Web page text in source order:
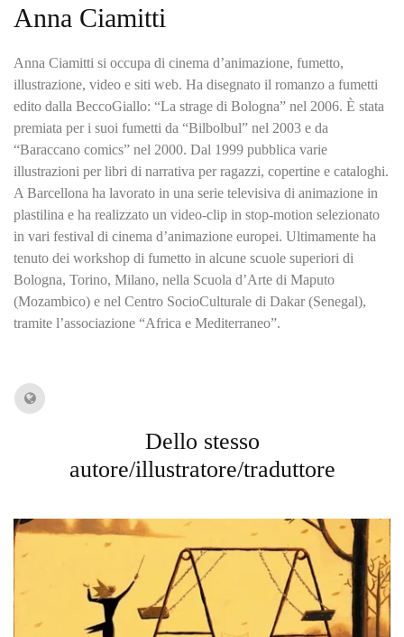
Anna Ciamitti
Anna Ciamitti si occupa di cinema d’animazione, fumetto,
illustrazione, video e siti web. Ha disegnato il romanzo a fumetti
edito dalla BeccoGiallo: “La strage di Bologna” nel 2006. È stata
premiata per i suoi fumetti da “Bilbolbul” nel 2003 e da
“Baraccano comics” nel 2000. Dal 1999 pubblica varie
illustrazioni per libri di narrativa per ragazzi, copertine e cataloghi.
A Barcellona ha lavorato in una serie televisiva di animazione in
plastilina e ha realizzato un video-clip in stop-motion selezionato
in vari festival di cinema d’animazione europei. Ultimamente ha
tenuto dei workshop di fumetto in alcune scuole superiori di
Bologna, Torino, Milano, nella Scuola d’Arte di Maputo
(Mozambico) e nel Centro SocioCulturale di Dakar (Senegal),
tramite l’associazione “Africa e Mediterraneo”.
Dello stesso
autore/illustratore/traduttore